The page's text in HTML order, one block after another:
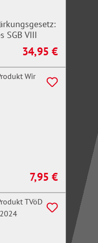
SGB VIII
Regulärer Preis:
34,95 €
Regulärer Preis:
7,95 €